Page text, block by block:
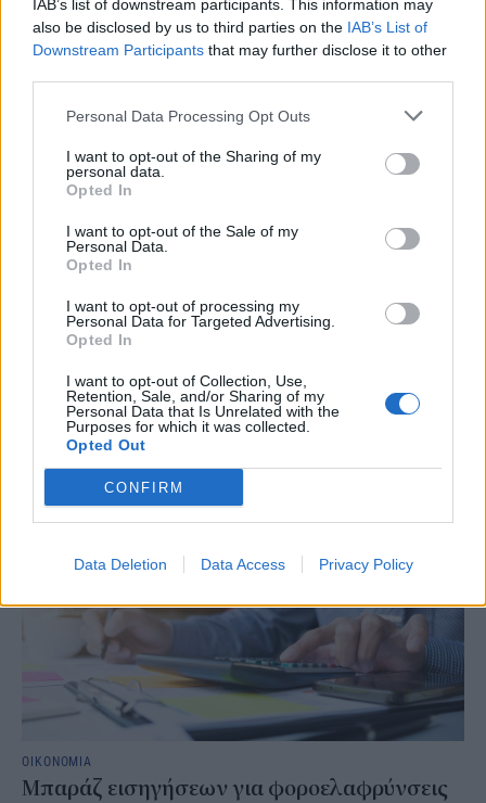
IAB’s list of downstream participants. This information may
also be disclosed by us to third parties on the IAB’s List of
Downstream Participants that may further disclose it to other
Personal Data Processing Opt Outs
I want to opt-out of the Sharing of my
personal data.
Opted In
I want to opt-out of the Sale of my
Personal Data.
Opted In
I want to opt-out of processing my
Personal Data for Targeted Advertising.
Opted In
I want to opt-out of Collection, Use,
Retention, Sale, and/or Sharing of my
Personal Data that Is Unrelated with the
Purposes for which it was collected.
Opted Out
CONFIRM
Data Deletion Data Access Privacy Policy
ΟΙΚΟΝΟΜΙΑ
Από ρεκόρ σε ρεκόρ ο Εξωδικαστικός
Σημαντικό ορόσημο κατέγραψε τον Ιούλιο ο Εξωδικαστικός
την έναρξη λειτουργίας της πλατφόρμας. Συνολικά, μέχρι το τέλος
Ιουλίου, έχουν ολοκληρωθεί 66.578 ρυθμίσεις, οι οποίες
αντιστοιχούν σε αρχικές οφειλές ύψους 20,19 δισ. ευρώ.
NEWSROOM /05 Αυγ 2026
ΟΙΚΟΝΟΜΙΑ
Μπαράζ εισηγήσεων για φοροελαφρύνσεις